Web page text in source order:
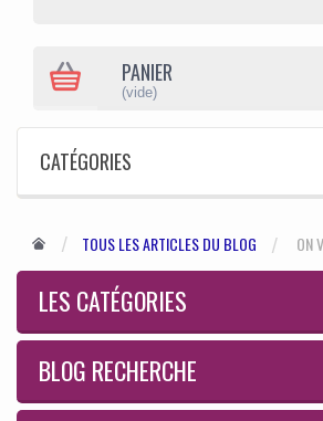
PANIER
(vide)
CATÉGORIES
TOUS LES ARTICLES DU BLOG ON
LES CATÉGORIES
BLOG RECHERCHE